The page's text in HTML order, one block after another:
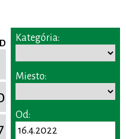
Kategória:
Miesto:
Od: